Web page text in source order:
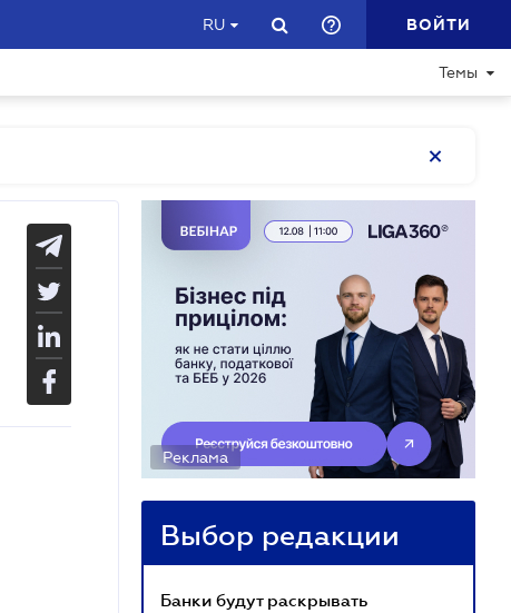
RU ВОЙТИ
Темы
Реклама
Выбор редакции
Банки будут раскрывать